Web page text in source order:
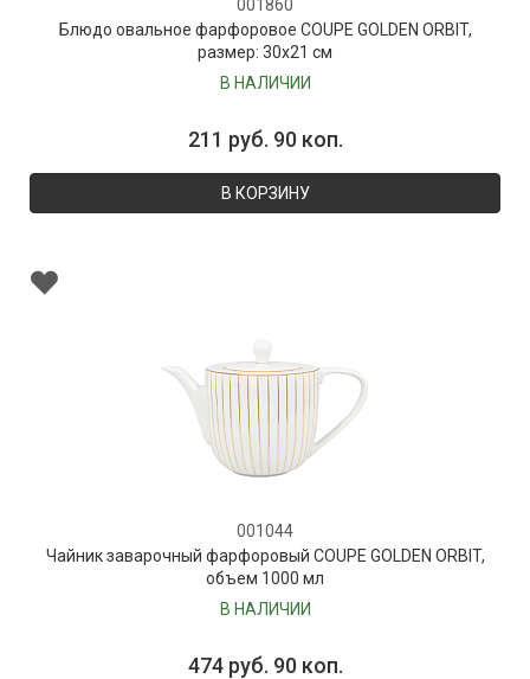
001860
Блюдо овальное фарфоровое COUPE GOLDEN ORBIT,
размер: 30х21 см
В НАЛИЧИИ
211 руб. 90 коп.
В КОРЗИНУ
001044
Чайник заварочный фарфоровый COUPE GOLDEN ORBIT,
объем 1000 мл
В НАЛИЧИИ
474 руб. 90 коп.